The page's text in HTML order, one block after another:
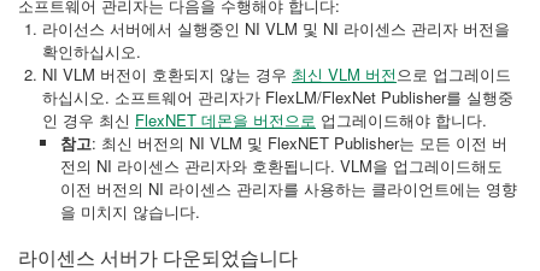
소프트웨어 관리자는 다음을 수행해야 합니다:
라이선스 서버에서 실행중인 NI VLM 및 NI 라이센스 관리자 버전을
확인하십시오.
NI VLM 버전이 호환되지 않는 경우 최신 VLM 버전으로 업그레이드
하십시오. 소프트웨어 관리자가 FlexLM/FlexNet Publisher를 실행중
인 경우 최신 FlexNET 데몬을 버전으로 업그레이드해야 합니다.
참고: 최신 버전의 NI VLM 및 FlexNET Publisher는 모든 이전 버
전의 NI 라이센스 관리자와 호환됩니다. VLM을 업그레이드해도
이전 버전의 NI 라이센스 관리자를 사용하는 클라이언트에는 영향
을 미치지 않습니다.
라이센스 서버가 다운되었습니다